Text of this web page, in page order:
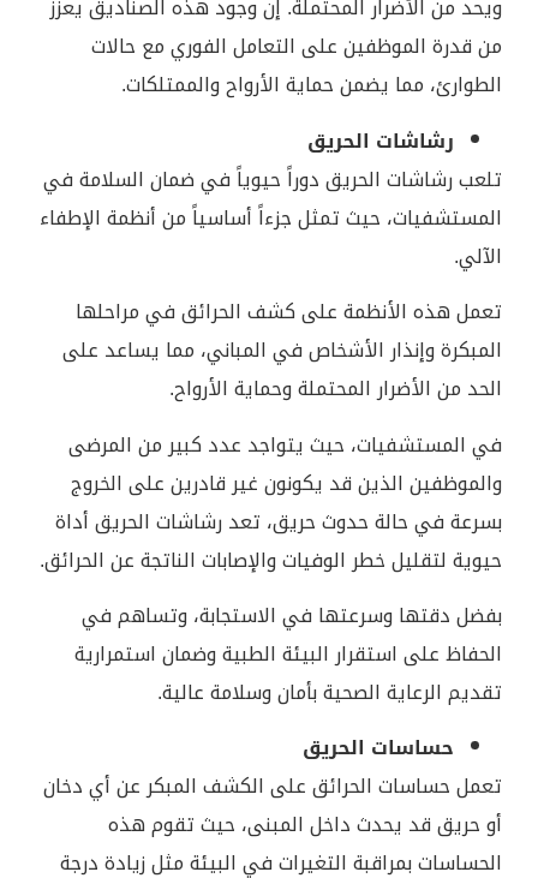
ويحد من الأضرار المحتملة. إن وجود هذه الصناديق يعزز
من قدرة الموظفين على التعامل الفوري مع حالات
الطوارئ، مما يضمن حماية الأرواح والممتلكات.
رشاشات الحريق
تلعب رشاشات الحريق دوراً حيوياً في ضمان السلامة في
المستشفيات، حيث تمثل جزءاً أساسياً من أنظمة الإطفاء
الآلي.
تعمل هذه الأنظمة على كشف الحرائق في مراحلها
المبكرة وإنذار الأشخاص في المباني، مما يساعد على
الحد من الأضرار المحتملة وحماية الأرواح.
في المستشفيات، حيث يتواجد عدد كبير من المرضى
والموظفين الذين قد يكونون غير قادرين على الخروج
بسرعة في حالة حدوث حريق، تعد رشاشات الحريق أداة
حيوية لتقليل خطر الوفيات والإصابات الناتجة عن الحرائق.
بفضل دقتها وسرعتها في الاستجابة، وتساهم في
الحفاظ على استقرار البيئة الطبية وضمان استمرارية
تقديم الرعاية الصحية بأمان وسلامة عالية.
حساسات الحريق
تعمل حساسات الحرائق على الكشف المبكر عن أي دخان
أو حريق قد يحدث داخل المبنى، حيث تقوم هذه
الحساسات بمراقبة التغيرات في البيئة مثل زيادة درجة